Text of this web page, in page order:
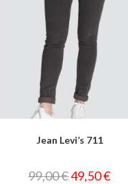
Jean Levi’s 711
99,00€49,50€